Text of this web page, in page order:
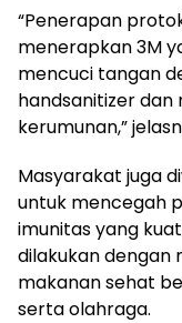
“Penerapan
menerapkan 3M
mencuci tangan
handsanitizer dan
kerumunan,”
Masyarakat juga
untuk mencegah
imunitas yang
dilakukan dengan
makanan sehat
serta olahraga.